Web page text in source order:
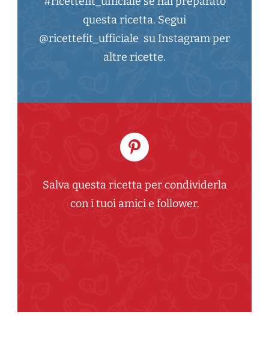
questa ricetta. Segui
@ricettefit_ufficiale su Instagram per
altre ricette.
Salva questa ricetta per condividerla
con i tuoi amici e follower.